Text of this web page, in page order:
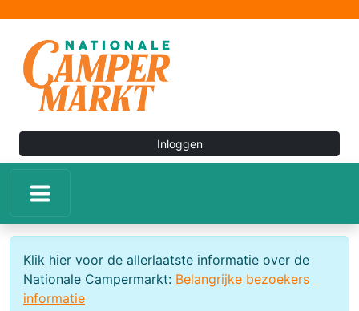
Inloggen
Klik hier voor de allerlaatste informatie over de
Nationale Campermarkt: Belangrijke bezoekers
informatie